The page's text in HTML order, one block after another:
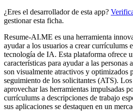
¿Eres el desarrollador de esta app?
gestionar esta ficha.
Resume-AI.ME es una herramienta
ayudar a los usuarios a crear currículums
tecnología de IA. Esta plataforma ofrece
características para ayudar a las personas
son visualmente atractivos y optimizados
seguimiento de los solicitantes (ATS).
aprovechar las herramientas impulsadas
currículums a descripciones de trabajo
sus aplicaciones se destaquen en un